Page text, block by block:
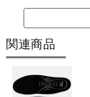
関連商品